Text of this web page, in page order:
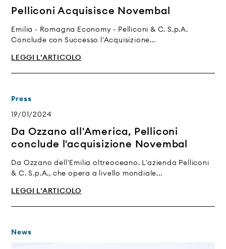
Pelliconi Acquisisce Novembal
Emilia - Romagna Economy - Pelliconi & C. S.p.A.
Conclude con Successo l'Acquisizione...
LEGGI L’ARTICOLO
Press
19/01/2024
Da Ozzano all'America, Pelliconi
conclude l'acquisizione Novembal
Da Ozzano dell'Emilia oltreoceano. L'azienda Pelliconi
& C. S.p.A., che opera a livello mondiale...
LEGGI L’ARTICOLO
News